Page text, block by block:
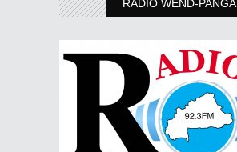
RADIO WEND-PANGA